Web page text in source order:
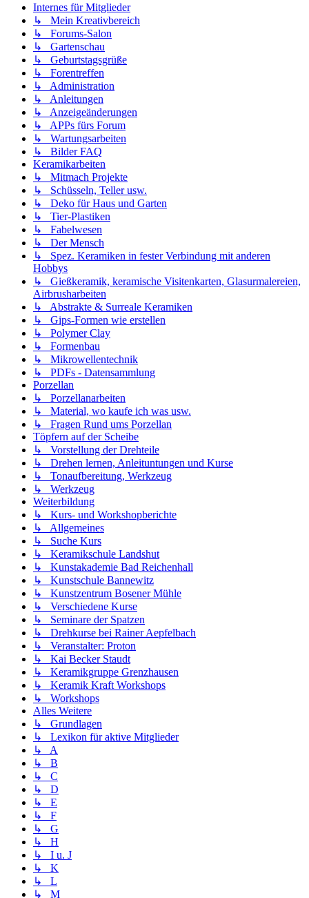
Internes für Mitglieder
↳ Mein Kreativbereich
↳ Forums-Salon
↳ Gartenschau
↳ Geburtstagsgrüße
↳ Forentreffen
↳ Administration
↳ Anleitungen
↳ Anzeigeänderungen
↳ APPs fürs Forum
↳ Wartungsarbeiten
↳ Bilder FAQ
Keramikarbeiten
↳ Mitmach Projekte
↳ Schüsseln, Teller usw.
↳ Deko für Haus und Garten
↳ Tier-Plastiken
↳ Fabelwesen
↳ Der Mensch
↳ Spez. Keramiken in fester Verbindung mit anderen
Hobbys
↳ Gießkeramik, keramische Visitenkarten, Glasurmalereien,
Airbrusharbeiten
↳ Abstrakte & Surreale Keramiken
↳ Gips-Formen wie erstellen
↳ Polymer Clay
↳ Formenbau
↳ Mikrowellentechnik
↳ PDFs - Datensammlung
Porzellan
↳ Porzellanarbeiten
↳ Material, wo kaufe ich was usw.
↳ Fragen Rund ums Porzellan
Töpfern auf der Scheibe
↳ Vorstellung der Drehteile
↳ Drehen lernen, Anleituntungen und Kurse
↳ Tonaufbereitung, Werkzeug
↳ Werkzeug
Weiterbildung
↳ Kurs- und Workshopberichte
↳ Allgemeines
↳ Suche Kurs
↳ Keramikschule Landshut
↳ Kunstakademie Bad Reichenhall
↳ Kunstschule Bannewitz
↳ Kunstzentrum Bosener Mühle
↳ Verschiedene Kurse
↳ Seminare der Spatzen
↳ Drehkurse bei Rainer Aepfelbach
↳ Veranstalter: Proton
↳ Kai Becker Staudt
↳ Keramikgruppe Grenzhausen
↳ Keramik Kraft Workshops
↳ Workshops
Alles Weitere
↳ Grundlagen
↳ Lexikon für aktive Mitglieder
↳ A
↳ B
↳ C
↳ D
↳ E
↳ F
↳ G
↳ H
↳ I u. J
↳ K
↳ L
↳ M